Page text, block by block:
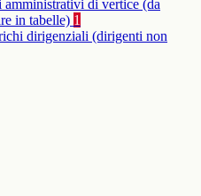
amministrativi di vertice (da
in tabelle) 1
dirigenziali (dirigenti non